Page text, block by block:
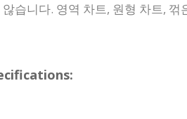
습니다. 영역 차트, 원형 차트,